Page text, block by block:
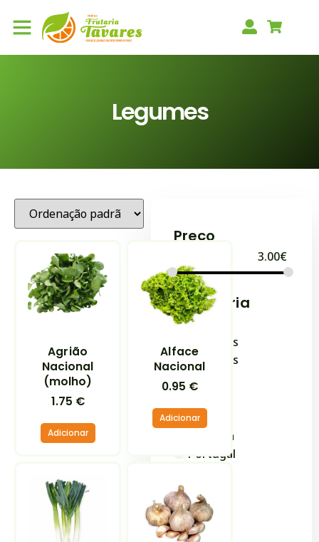
Legumes
Preço
3.00€
Categoria
Frutas
Legumes
Verduras
Origem
China
Espanha
Portugal
Agrião
Nacional
(molho)
1.75 €
Adicionar
Alface
Nacional
0.95 €
Adicionar